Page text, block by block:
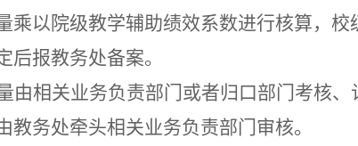
乘以院级教学辅助绩效系数进行核算，校
后报教务处备案。
由相关业务负责部门或者归口部门考核、
务处牵头相关业务负责部门审核。